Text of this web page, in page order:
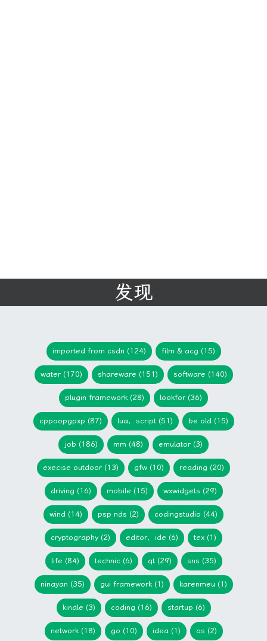
发现
imported from csdn (124) film & acg (15)
water (170) shareware (151) software (140)
plugin framework (28) lookfor (36)
cppoopgpxp (87) lua，script (51) be old (15)
job (186) mm (48) emulator (3)
execise outdoor (13) gfw (10) reading (20)
driving (16) mobile (15) wxwidgets (29)
wind (14) psp nds (2) codingstudio (44)
cryptography (2) editor，ide (6) tex (1)
life (84) technic (6) qt (29) sns (35)
ninayan (35) gui framework (1) karenmeu (1)
kindle (3) coding (16) startup (6)
network (18) go (10) idea (1) os (2)